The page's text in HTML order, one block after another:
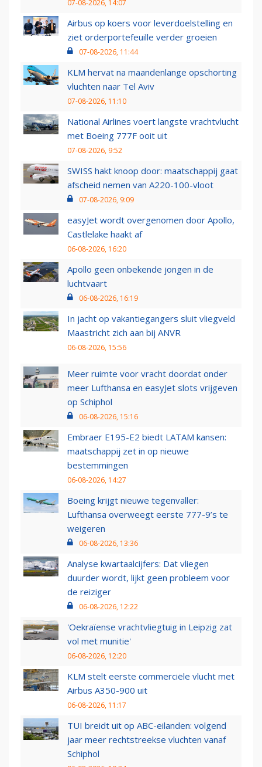
07-08-2026, 14:07
Airbus op koers voor leverdoelstelling en
ziet orderportefeuille verder groeien
07-08-2026, 11:44
KLM hervat na maandenlange opschorting
vluchten naar Tel Aviv
07-08-2026, 11:10
National Airlines voert langste vrachtvlucht
met Boeing 777F ooit uit
07-08-2026, 9:52
SWISS hakt knoop door: maatschappij gaat
afscheid nemen van A220-100-vloot
07-08-2026, 9:09
easyJet wordt overgenomen door Apollo,
Castlelake haakt af
06-08-2026, 16:20
Apollo geen onbekende jongen in de
luchtvaart
06-08-2026, 16:19
In jacht op vakantiegangers sluit vliegveld
Maastricht zich aan bij ANVR
06-08-2026, 15:56
Meer ruimte voor vracht doordat onder
meer Lufthansa en easyJet slots vrijgeven
op Schiphol
06-08-2026, 15:16
Embraer E195-E2 biedt LATAM kansen:
maatschappij zet in op nieuwe
bestemmingen
06-08-2026, 14:27
Boeing krijgt nieuwe tegenvaller:
Lufthansa overweegt eerste 777-9’s te
weigeren
06-08-2026, 13:36
Analyse kwartaalcijfers: Dat vliegen
duurder wordt, lijkt geen probleem voor
de reiziger
06-08-2026, 12:22
'Oekraïense vrachtvliegtuig in Leipzig zat
vol met munitie'
06-08-2026, 12:20
KLM stelt eerste commerciële vlucht met
Airbus A350-900 uit
06-08-2026, 11:17
TUI breidt uit op ABC-eilanden: volgend
jaar meer rechtstreekse vluchten vanaf
Schiphol